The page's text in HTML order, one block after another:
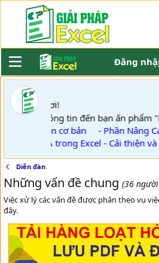
Đăng
Khách ơi!
GPE thông tin đến bạn ấn
- Phần cơ bản
- Phần Nâng
- VBA trong Excel - Cải thiện
Diễn đàn
Những vấn đề chung (36
Việc xử lý các vấn đề được phân theo vụ
đây.